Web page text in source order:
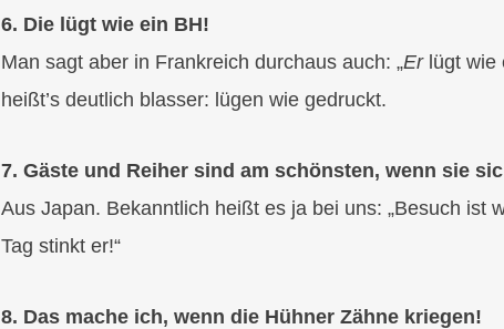
6. Die lügt wie ein BH!
Man sagt aber in Frankreich durchaus auch: „Erlügt wie
heißt’s deutlich blasser: lügen wie gedruckt.
7. Gäste und Reiher sind am schönsten, wenn sie
Aus Japan. Bekanntlich heißt es ja bei uns: „Besuch ist
Tag stinkt er!“
8. Das mache ich, wenn die Hühner Zähne kriegen!